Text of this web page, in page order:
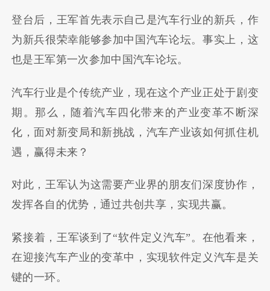
登台后，王军首先表示自己是汽车行业的新兵，作
为新兵很荣幸能够参加中国汽车论坛。事实上，这
也是王军第一次参加中国汽车论坛。
汽车行业是个传统产业，现在这个产业正处于剧变
期。那么，随着汽车四化带来的产业变革不断深
化，面对新变局和新挑战，汽车产业该如何抓住机
遇，赢得未来？
对此，王军认为这需要产业界的朋友们深度协作，
发挥各自的优势，通过共创共享，实现共赢。
紧接着，王军谈到了“软件定义汽车”。在他看来，
在迎接汽车产业的变革中，实现软件定义汽车是关
键的一环。